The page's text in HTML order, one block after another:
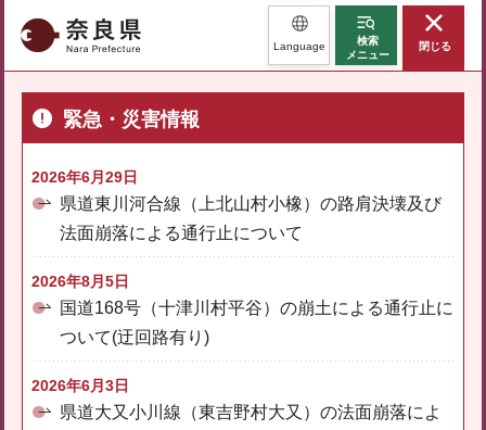
奈良県 Language
検索
メニュー
閉じる
緊急・災害情報
2026年6月29日
県道東川河合線（上北山村小橡）の路肩決壊及び
法面崩落による通行止について
2026年8月5日
国道168号（十津川村平谷）の崩土による通行止に
ついて(迂回路有り)
2026年6月3日
県道大又小川線（東吉野村大又）の法面崩落によ